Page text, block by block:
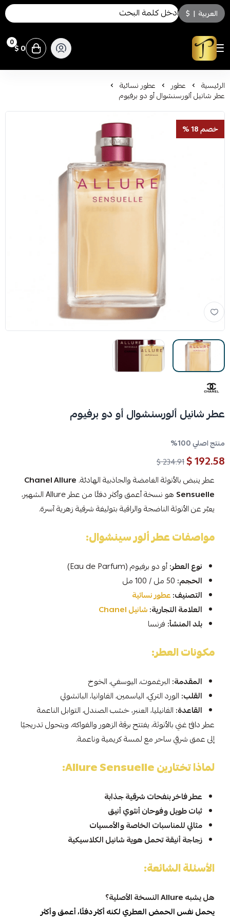
العربية |
$
توسكاني للعطور
0 0 $
الرئيسية عطور عطور نسائية
عطر شانيل ألورسنشوال أو دو برفيوم
خصم 18 %
عطر شانيل ألورسنشوال أو دو برفيوم
منتج اصلي 100%
192.58 $
234.91 $
عطر ينبض بالأنوثة الغامضة والجاذبية الهادئة. Chanel Allure
Sensuelle
هو نسخة أعمق وأكثر دفئًا من عطر Allure الشهير،
يعبّر عن الأنوثة الناضجة والراقية بتوليفة شرقية زهرية آسرة.
مواصفات عطر ألور سينشوال:
نوع العطر:أو دو برفيوم (Eau de Parfum)
الحجم:
التصنيف:عطور نسائية
العلامة التجارية:شانيل Chanel
بلد المنشأ: فرنسا
مكونات العطر:
المقدمة: البرغموت، اليوسفي، الخوخ
القلب: الورد التركي، الياسمين، الفاوانيا، الباتشولي
القاعدة: الفانيليا، العنبر، خشب الصندل، التوابل الناعمة
عطر دافئ غني بالأنوثة، يفتتح برقة الزهور والفواكه، ويتحول تدريجيًا
إلى عمق شرقي ساحر مع لمسة كريمية وناعمة.
لماذا تختارين Allure Sensuelle:
عطر فاخر بنفحات شرقية جذابة
ثبات طويل وفوحان أنثوي أنيق
مثالي للمناسبات الخاصة والأمسيات
زجاجة أنيقة تحمل هوية شانيل الكلاسيكية
الأسئلة الشائعة:
هل يشبه Allure النسخة الأصلية؟
يحمل نفس الحمض العطري لكنه أكثر دفئًا، أعمق وأكثر